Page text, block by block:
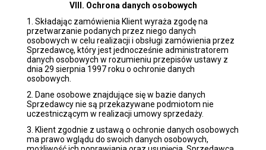
VIII. Ochrona danych osobowych
1. Składając zamówienia Klient wyraża zgodę na
przetwarzanie podanych przez niego danych
osobowych w celu realizacji i obsługi zamówienia przez
Sprzedawcę, który jest jednocześnie administratorem
danych osobowych w rozumieniu przepisów ustawy z
dnia 29 sierpnia 1997 roku o ochronie danych
osobowych.
2. Dane osobowe znajdujące się w bazie danych
Sprzedawcy nie są przekazywane podmiotom nie
uczestniczącym w realizacji umowy sprzedaży.
3. Klient zgodnie z ustawą o ochronie danych osobowych
ma prawo wglądu do swoich danych osobowych,